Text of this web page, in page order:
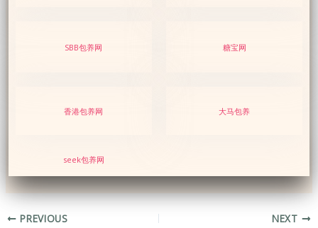
SBB包养网 糖宝网
香港包养网 大马包养
seek包养网
PREVIOUS NEXT